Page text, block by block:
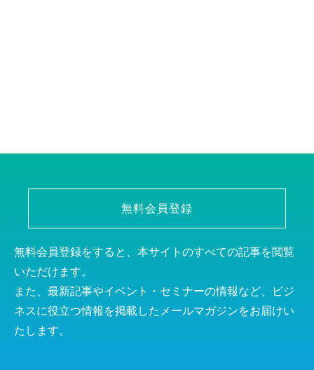
無料会員登録
無料会員登録をすると、本サイトのすべての記事を閲覧
いただけます。
また、最新記事やイベント・セミナーの情報など、ビジ
ネスに役立つ情報を掲載したメールマガジンをお届けい
たします。